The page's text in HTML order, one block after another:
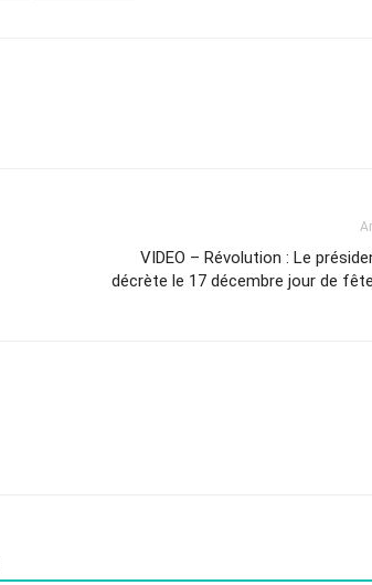
VIDEO – Révolution : Le
décrète le 17 décembre jour de